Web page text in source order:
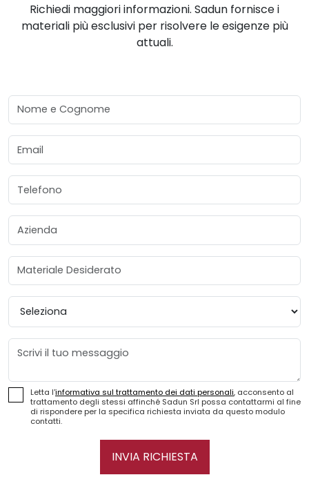
Richiedi maggiori informazioni. Sadun fornisce i
materiali più esclusivi per risolvere le esigenze più
attuali.
Nome e Cognome
Email
Telefono
Azienda
Materiale Desiderato
Provincia
Messaggio
Letta l'informativa sul trattamento dei dati personali, acconsento al
trattamento degli stessi affinché Sadun Srl possa contattarmi al fine
di rispondere per la specifica richiesta inviata da questo modulo
contatti.
INVIA RICHIESTA